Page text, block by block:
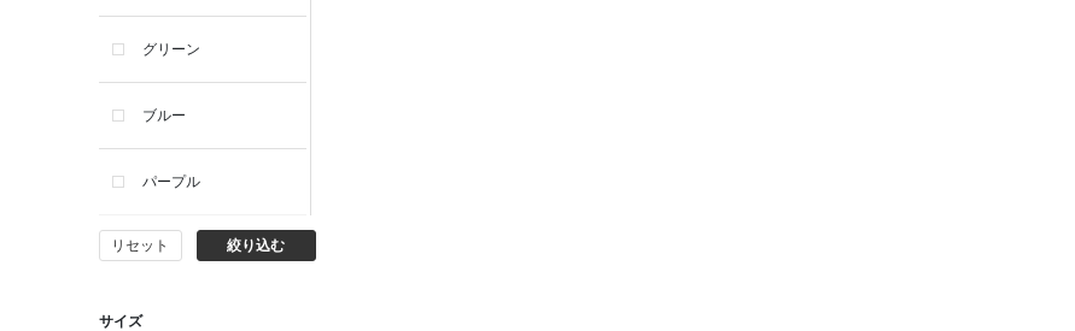
グリーン
ブルー
パープル
イエロー
ピンク
リセット 絞り込む
サイズ